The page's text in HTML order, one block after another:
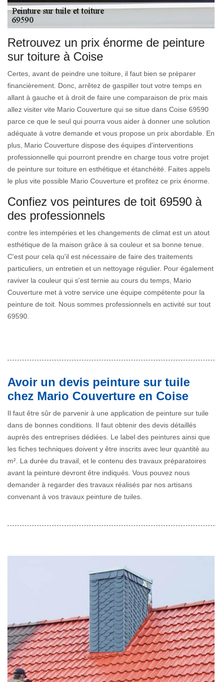
Retrouvez un prix énorme de peinture
sur toiture à Coise
Certes, avant de peindre une toiture, il faut bien se préparer
financièrement. Donc, arrêtez de gaspiller tout votre temps en
allant à gauche et à droit de faire une comparaison de prix mais
allez visiter vite Mario Couverture qui se situe dans Coise 69590
parce ce que le seul qui pourra vous aider à donner une solution
adéquate à votre demande et vous propose un prix abordable. En
plus, Mario Couverture dispose des équipes d'interventions
professionnelle qui pourront prendre en charge tous votre projet
de peinture sur toiture en esthétique et étanchéité. Faites appels
le plus vite possible Mario Couverture et profitez ce prix énorme.
Confiez vos peintures de toit 69590 à
des professionnels
contre les intempéries et les changements de climat est un atout
esthétique de la maison grâce à sa couleur et sa bonne tenue.
C'est pour cela qu'il est nécessaire de faire des traitements
particuliers, un entretien et un nettoyage régulier. Pour également
raviver la couleur qui s'est ternie au cours du temps, Mario
Couverture met à votre service une équipe compétente pour la
peinture de toit. Nous sommes professionnels en activité sur tout
69590.
Avoir un devis peinture sur tuile
chez Mario Couverture en Coise
Il faut être sûr de parvenir à une application de peinture sur tuile
dans de bonnes conditions. Il faut obtenir des devis détaillés
auprès des entreprises dédiées. Le label des peintures ainsi que
les fiches techniques doivent y être inscrits avec leur quantité au
m². La durée du travail, et le contenu des travaux préparatoires
avant la peinture devront être indiqués. Vous pouvez nous
demander à regarder des travaux réalisés par nos artisans
convenant à vos travaux peinture de tuiles.